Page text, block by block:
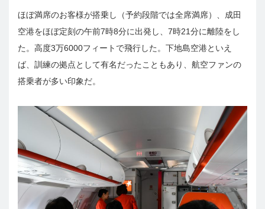
ほぼ満席のお客様が搭乗し（予約段階では全席満席）、成田
空港をほぼ定刻の午前7時8分に出発し、7時21分に離陸をし
た。高度3万6000フィートで飛行した。下地島空港といえ
ば、訓練の拠点として有名だったこともあり、航空ファンの
搭乗者が多い印象だ。